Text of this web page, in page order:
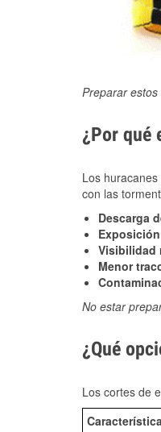
Preparar
¿Por qué
Los
con las
Descarga
Visibilidad
Menor
No estar
¿Qué
Los cortes de